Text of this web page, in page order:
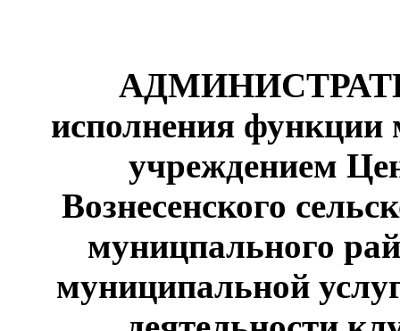
исполнения
учреждением
Вознесенского
муницпального
муниципальной